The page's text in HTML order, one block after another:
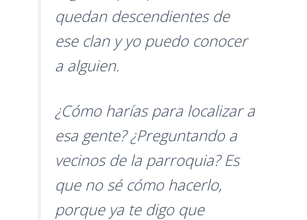
quedan descendientes de
ese clan y yo puedo conocer
a alguien.
¿Cómo harías para localizar a
esa gente? ¿Preguntando a
vecinos de la parroquia? Es
que no sé cómo hacerlo,
porque ya te digo que